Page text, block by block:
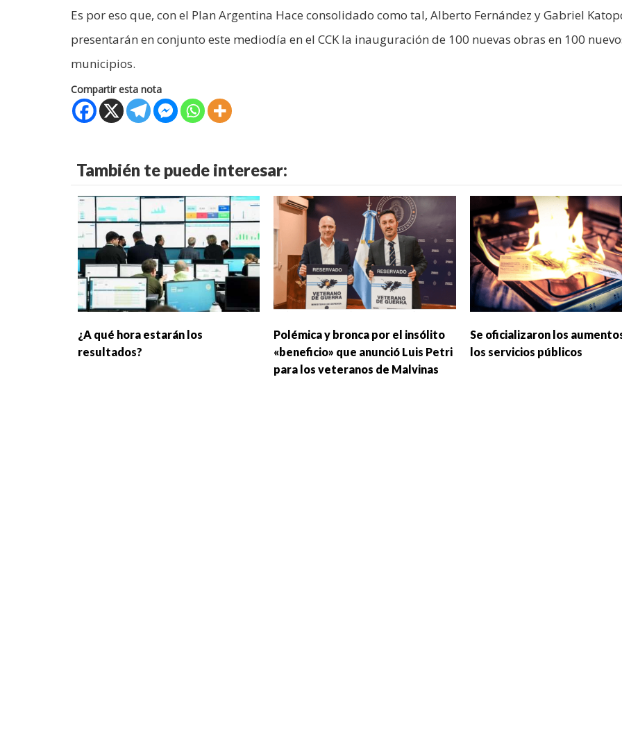
Es por eso que, con el Plan Argentina Hace consolidado como tal, Alberto Fernández y Gabriel
presentarán en conjunto este mediodía en el CCK la inauguración de 100 nuevas obras en 100
municipios.
Compartir esta nota
También te puede interesar:
¿A qué hora estarán los
resultados?
Polémica y bronca por el insólito
«beneficio» que anunció Luis Petri
para los veteranos de Malvinas
Se oficializaron los
los servicios públicos